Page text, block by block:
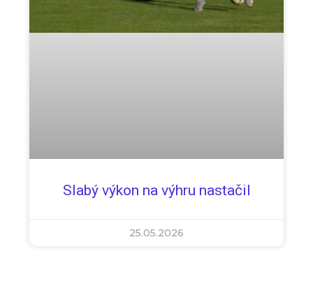
Slabý výkon na výhru nastačil
25.05.2026